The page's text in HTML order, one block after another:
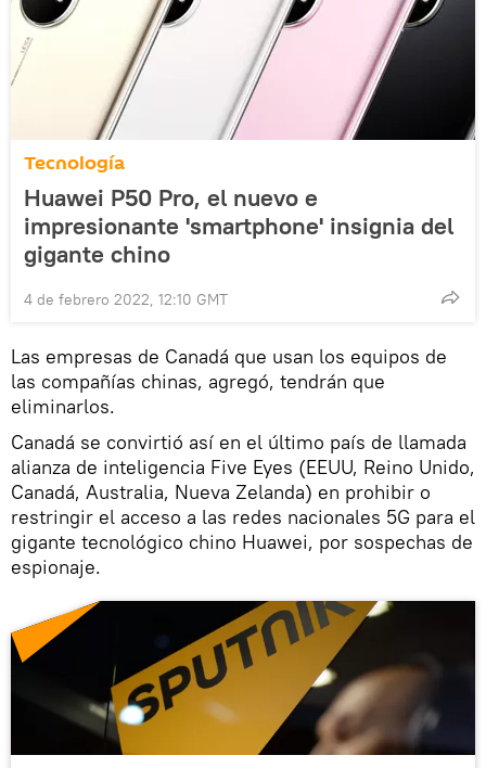
Tecnología
Huawei P50 Pro, el nuevo e
impresionante 'smartphone' insignia del
gigante chino
4 de febrero 2022, 12:10 GMT
Las empresas de Canadá que usan los equipos de
las compañías chinas, agregó, tendrán que
eliminarlos.
Canadá se convirtió así en el último país de llamada
alianza de inteligencia Five Eyes (EEUU, Reino Unido,
Canadá, Australia, Nueva Zelanda) en prohibir o
restringir el acceso a las redes nacionales 5G para el
gigante tecnológico chino Huawei, por sospechas de
espionaje.